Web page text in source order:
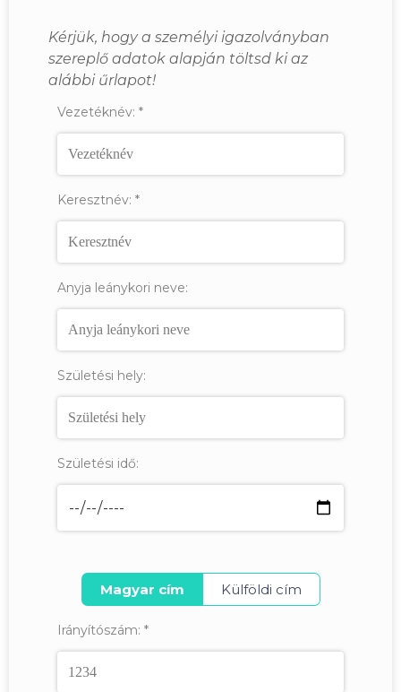
Kérjük, hogy a személyi igazolványban
szereplő adatok alapján töltsd ki az
alábbi űrlapot!
Vezetéknév: *
Keresztnév: *
Anyja leánykori neve:
Születési hely:
Születési idő:
Magyar cím Külföldi cím
Irányítószám: *